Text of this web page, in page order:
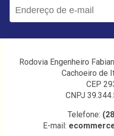
Rodovia Engenheiro
Cachoeiro de
CEP
CNPJ
Telefone:
E-mail: